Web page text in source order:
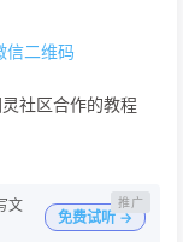
信二维码
社区合作的教程
文
免费试听 →